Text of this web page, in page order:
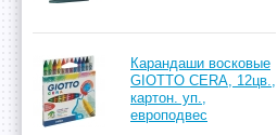
Карандаши восковые
GIOTTO CERA, 12цв.,
картон. уп.,
европодвес